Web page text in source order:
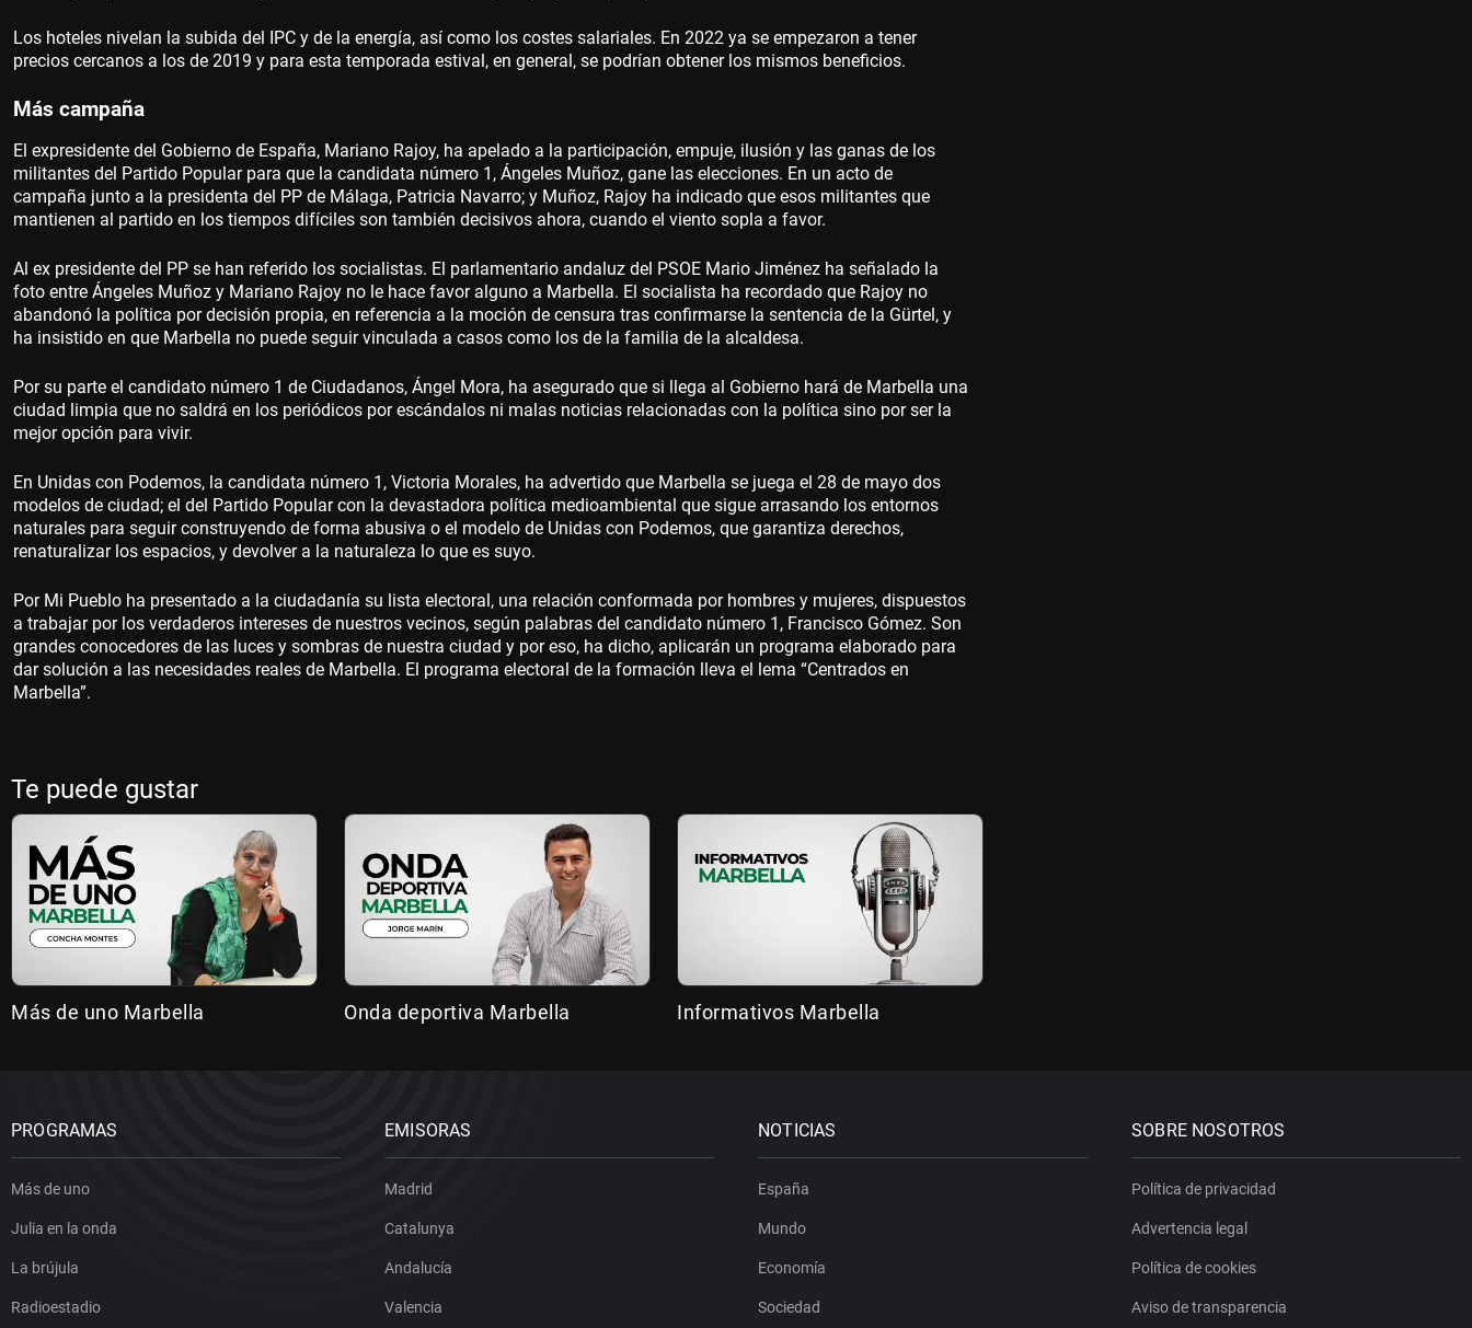
Los hoteles nivelan la subida del IPC y de la energía, así como los costes salariales. En 2022 ya se empezaron a tener
precios cercanos a los de 2019 y para esta temporada estival, en general, se podrían obtener los mismos beneficios.
Más campaña
El expresidente del Gobierno de España, Mariano Rajoy, ha apelado a la participación, empuje, ilusión y las ganas de los
militantes del Partido Popular para que la candidata número 1, Ángeles Muñoz, gane las elecciones. En un acto de
campaña junto a la presidenta del PP de Málaga, Patricia Navarro; y Muñoz, Rajoy ha indicado que esos militantes que
mantienen al partido en los tiempos difíciles son también decisivos ahora, cuando el viento sopla a favor.
Al ex presidente del PP se han referido los socialistas. El parlamentario andaluz del PSOE Mario Jiménez ha señalado la
foto entre Ángeles Muñoz y Mariano Rajoy no le hace favor alguno a Marbella. El socialista ha recordado que Rajoy no
abandonó la política por decisión propia, en referencia a la moción de censura tras confirmarse la sentencia de la Gürtel, y
ha insistido en que Marbella no puede seguir vinculada a casos como los de la familia de la alcaldesa.
Por su parte el candidato número 1 de Ciudadanos, Ángel Mora, ha asegurado que si llega al Gobierno hará de Marbella una
ciudad limpia que no saldrá en los periódicos por escándalos ni malas noticias relacionadas con la política sino por ser la
mejor opción para vivir.
En Unidas con Podemos, la candidata número 1, Victoria Morales, ha advertido que Marbella se juega el 28 de mayo dos
modelos de ciudad; el del Partido Popular con la devastadora política medioambiental que sigue arrasando los entornos
naturales para seguir construyendo de forma abusiva o el modelo de Unidas con Podemos, que garantiza derechos,
renaturalizar los espacios, y devolver a la naturaleza lo que es suyo.
Por Mi Pueblo ha presentado a la ciudadanía su lista electoral, una relación conformada por hombres y mujeres, dispuestos
a trabajar por los verdaderos intereses de nuestros vecinos, según palabras del candidato número 1, Francisco Gómez. Son
grandes conocedores de las luces y sombras de nuestra ciudad y por eso, ha dicho, aplicarán un programa elaborado para
dar solución a las necesidades reales de Marbella. El programa electoral de la formación lleva el lema “Centrados en
Marbella”.
Te puede gustar
Más de uno Marbella Onda deportiva Marbella Informativos Marbella
PROGRAMAS
Más de uno
Julia en la onda
La brújula
Radioestadio
EMISORAS
Madrid
Catalunya
Andalucía
Valencia
NOTICIAS
España
Mundo
Economía
Sociedad
SOBRE NOSOTROS
Política de privacidad
Advertencia legal
Política de cookies
Aviso de transparencia